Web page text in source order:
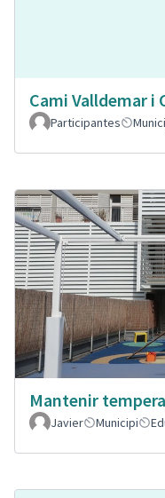
Cami Valldemar i
Participantes
Mantenir
Javier
Municipi